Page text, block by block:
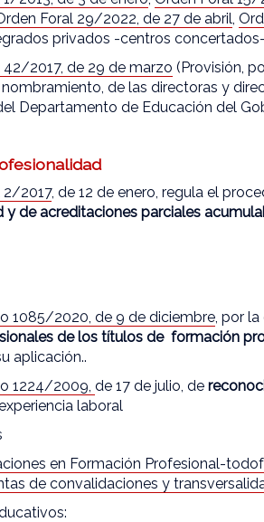
Foral 29/2022, de 27 de abril,
privados -centros
42/2017, de 29 de marzo (Provisión,
de las directoras y
Departamento de Educación del
2/2017, de 12 de enero, regula el
y de acreditaciones parciales
1085/2020, de 9 de diciembre, por la
de los títulos de formación
aplicación..
1224/2009, de 17 de julio, de
laboral
en Formación Profesional-
de convalidaciones y